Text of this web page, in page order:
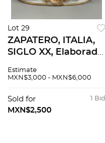
Lot 29
ZAPATERO, ITALIA,
SIGLO XX, Elaborado
policromada. Sellado
Firmado B. Merli.
Estimate
MXN$3,000 - MXN$6,000
1 Bid
Sold for
MXN$2,500